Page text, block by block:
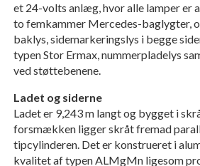
et 24-volts anlæg, hvor alle lamper er
to femkammer Mercedes-baglygter,
baklys, sidemarkeringslys i begge
typen Stor Ermax, nummerpladelys
ved støttebenene.
Ladet og siderne
Ladet er 9,243 m langt og bygget i
forsmækken ligger skråt fremad
tipcylinderen. Det er konstrueret i
kvalitet af typen ALMgMn ligesom